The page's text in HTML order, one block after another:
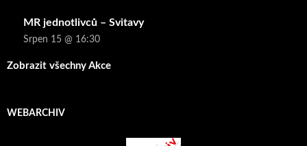
MR jednotlivců – Svitavy
Srpen 15 @ 16:30
Zobrazit všechny Akce
WEBARCHIV